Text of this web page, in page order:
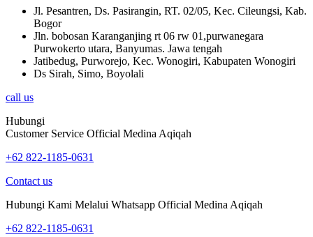
Jl. Pesantren, Ds. Pasirangin, RT. 02/05, Kec. Cileungsi, Kab.
Bogor
Jln. bobosan Karanganjing rt 06 rw 01,purwanegara
Purwokerto utara, Banyumas. Jawa tengah
Jatibedug, Purworejo, Kec. Wonogiri, Kabupaten Wonogiri
Ds Sirah, Simo, Boyolali
call us
Hubungi
Customer Service Official Medina Aqiqah
+62 822-1185-0631
Contact us
Hubungi Kami Melalui Whatsapp Official Medina Aqiqah
+62 822-1185-0631